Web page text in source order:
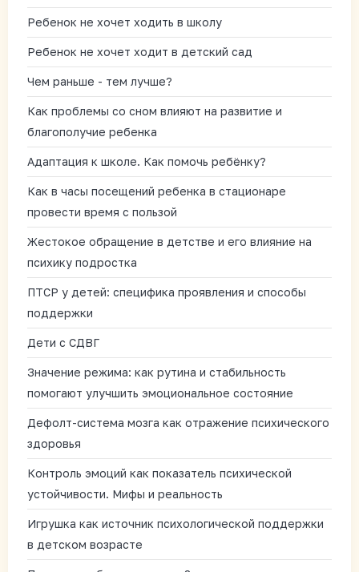
Ребенок не хочет ходить в школу
Ребенок не хочет ходит в детский сад
Чем раньше - тем лучше?
Как проблемы со сном влияют на развитие и
благополучие ребенка
Адаптация к школе. Как помочь ребёнку?
Как в часы посещений ребенка в стационаре
провести время с пользой
Жестокое обращение в детстве и его влияние на
психику подростка
ПТСР у детей: специфика проявления и способы
поддержки
Дети с СДВГ
Значение режима: как рутина и стабильность
помогают улучшить эмоциональное состояние
Дефолт-система мозга как отражение психического
здоровья
Контроль эмоций как показатель психической
устойчивости. Мифы и реальность
Игрушка как источник психологической поддержки
в детском возрасте